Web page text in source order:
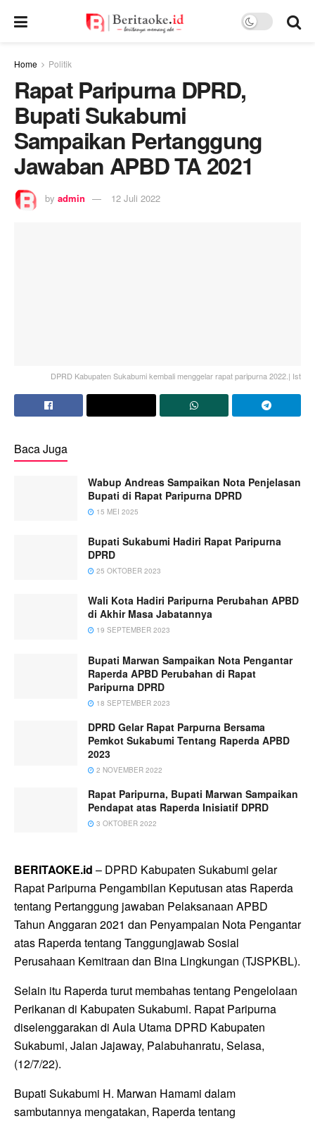
Home Politik
Rapat Paripurna DPRD,
Bupati Sukabumi
Sampaikan Pertanggung
Jawaban APBD TA 2021
by admin 12 Juli 2022
DPRD Kabupaten Sukabumi kembali menggelar rapat paripurna 2022.| Ist
Baca Juga
Wabup Andreas Sampaikan Nota Penjelasan
Bupati di Rapat Paripurna DPRD
15 MEI 2025
Bupati Sukabumi Hadiri Rapat Paripurna
DPRD
25 OKTOBER 2023
Wali Kota Hadiri Paripurna Perubahan APBD
di Akhir Masa Jabatannya
19 SEPTEMBER 2023
Bupati Marwan Sampaikan Nota Pengantar
Raperda APBD Perubahan di Rapat
Paripurna DPRD
18 SEPTEMBER 2023
DPRD Gelar Rapat Parpurna Bersama
Pemkot Sukabumi Tentang Raperda APBD
2023
2 NOVEMBER 2022
Rapat Paripurna, Bupati Marwan Sampaikan
Pendapat atas Raperda Inisiatif DPRD
3 OKTOBER 2022
BERITAOKE.id – DPRD Kabupaten Sukabumi gelar
Rapat Paripurna Pengambilan Keputusan atas Raperda
tentang Pertanggung jawaban Pelaksanaan APBD
Tahun Anggaran 2021 dan Penyampaian Nota Pengantar
atas Raperda tentang Tanggungjawab Sosial
Perusahaan Kemitraan dan Bina Lingkungan (TJSPKBL).
Selain itu Raperda turut membahas tentang Pengelolaan
Perikanan di Kabupaten Sukabumi. Rapat Paripurna
diselenggarakan di Aula Utama DPRD Kabupaten
Sukabumi, Jalan Jajaway, Palabuhanratu, Selasa,
(12/7/22).
Bupati Sukabumi H. Marwan Hamami dalam
sambutannya mengatakan, Raperda tentang